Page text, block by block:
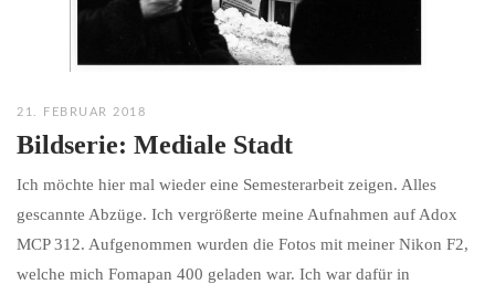
21. FEBRUAR 2018
Bildserie: Mediale Stadt
Ich möchte hier mal wieder eine Semesterarbeit zeigen. Alles
gescannte Abzüge. Ich vergrößerte meine Aufnahmen auf Adox
MCP 312. Aufgenommen wurden die Fotos mit meiner Nikon F2,
welche mich Fomapan 400 geladen war. Ich war dafür in